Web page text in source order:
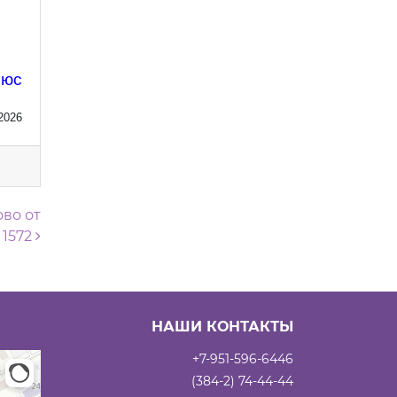
от
НАШИ КОНТАКТЫ
+7-951-596-6446
(384-2) 74-44-44